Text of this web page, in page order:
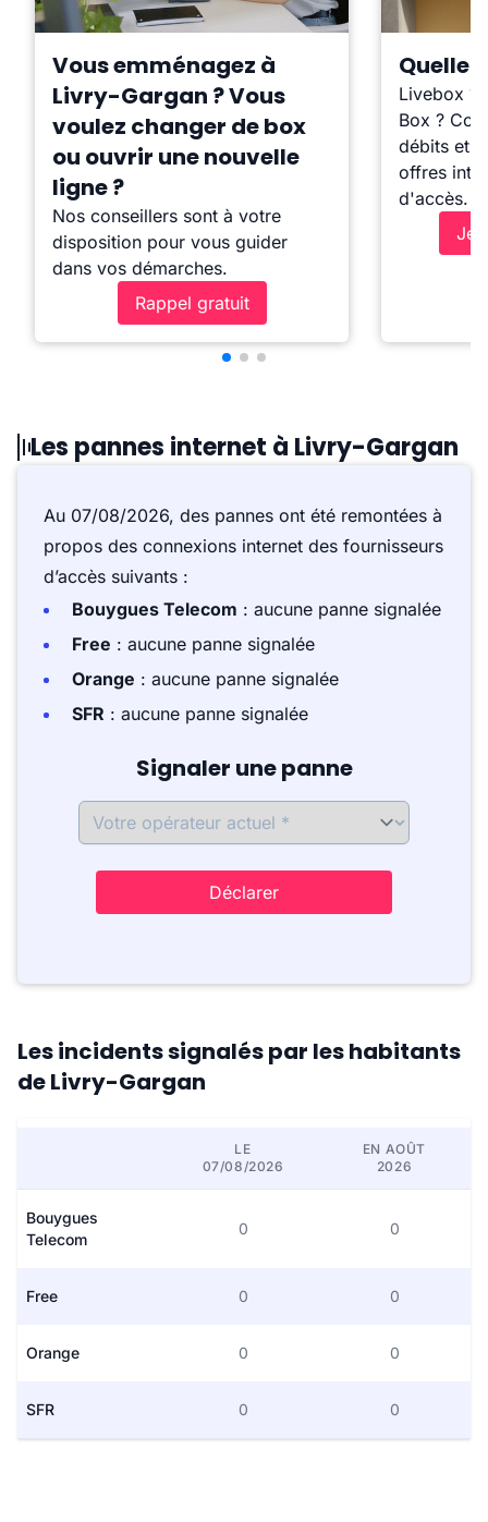
Vous emménagez à
Livry-Gargan ? Vous
voulez changer de box
ou ouvrir une nouvelle
ligne ?
Nos conseillers sont à votre
disposition pour vous guider
dans vos démarches.
Rappel gratuit
Quelle
Livebox ?
Box ?
débits et
offres
d'accès.
Je
Les pannes internet à Livry-Gargan
Au 07/08/2026, des pannes ont été remontées à
propos des connexions internet des fournisseurs
d’accès suivants :
Bouygues Telecom : aucune panne signalée
Free : aucune panne signalée
Orange : aucune panne signalée
SFR : aucune panne signalée
Signaler une panne
Déclarer
Les incidents signalés par les habitants
de Livry-Gargan
LE
07/08/2026
EN AOÛT
2026
Bouygues
Telecom
0 0
Free 0 0
Orange 0 0
SFR 0 0